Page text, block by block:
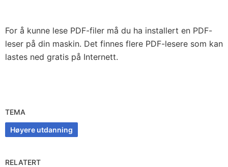
For å kunne lese PDF-filer må du ha installert en PDF-
leser på din maskin. Det finnes flere PDF-lesere som kan
lastes ned gratis på Internett.
TEMA
Høyere utdanning
RELATERT